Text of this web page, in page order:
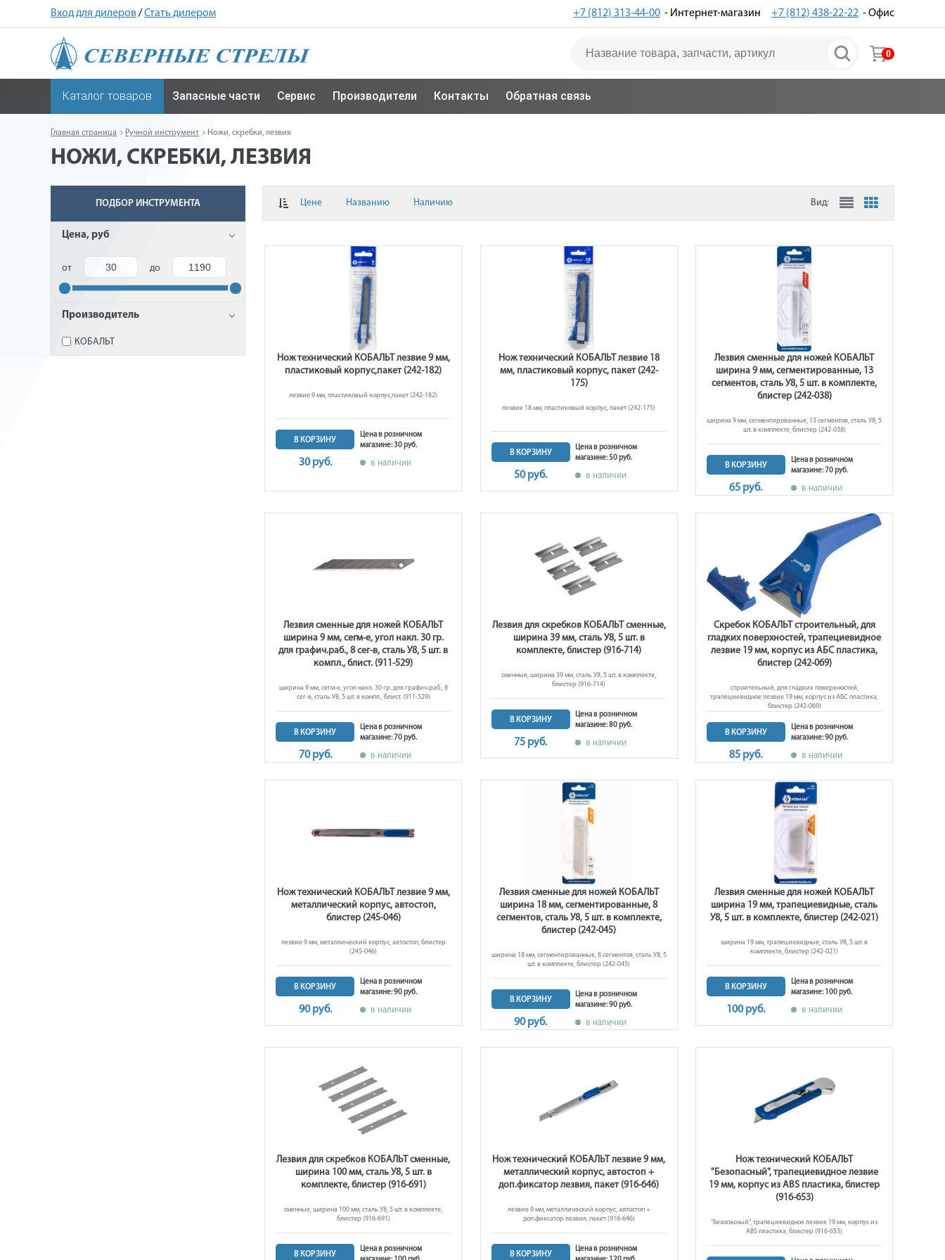
Вход для дилеров/Стать дилером +7 (812) 313-44-00 - Интернет-магазин +7 (812) 438-22-22 - Офис
0
Каталог товаров Запасные части Сервис Производители Контакты Обратная связь
Главная страница Ручной инструмент Ножи, скребки, лезвия
НОЖИ, СКРЕБКИ, ЛЕЗВИЯ
ПОДБОР ИНСТРУМЕНТА
Цена, руб
от до
Производитель
КОБАЛЬТ
Цене Названию Наличию Вид:
Нож технический КОБАЛЬТ лезвие 9 мм,
пластиковый корпус,пакет (242-182)
лезвие 9 мм, пластиковый корпус,пакет (242-182)
В КОРЗИНУ
30 руб.
Цена в розничном
магазине: 30 руб.
в наличии
Нож технический КОБАЛЬТ лезвие 18
мм, пластиковый корпус, пакет (242-
175)
лезвие 18 мм, пластиковый корпус, пакет (242-175)
В КОРЗИНУ
50 руб.
Цена в розничном
магазине: 50 руб.
в наличии
Лезвия сменные для ножей КОБАЛЬТ
ширина 9 мм, сегментированные, 13
сегментов, сталь У8, 5 шт. в комплекте,
блистер (242-038)
ширина 9 мм, сегментированные, 13 сегментов, сталь У8, 5
шт. в комплекте, блистер (242-038)
В КОРЗИНУ
65 руб.
Цена в розничном
магазине: 70 руб.
в наличии
Лезвия сменные для ножей КОБАЛЬТ
ширина 9 мм, сегм-е, угол накл. 30 гр.
для графич.раб., 8 сег-в, сталь У8, 5 шт. в
компл., блист. (911-529)
ширина 9 мм, сегм-е, угол накл. 30 гр. для графич.раб., 8
сег-в, сталь У8, 5 шт. в компл., блист. (911-529)
В КОРЗИНУ
70 руб.
Цена в розничном
магазине: 70 руб.
в наличии
Лезвия для скребков КОБАЛЬТ сменные,
ширина 39 мм, сталь У8, 5 шт. в
комплекте, блистер (916-714)
сменные, ширина 39 мм, сталь У8, 5 шт. в комплекте,
блистер (916-714)
В КОРЗИНУ
75 руб.
Цена в розничном
магазине: 80 руб.
в наличии
Скребок КОБАЛЬТ строительный, для
гладких поверхностей, трапециевидное
лезвие 19 мм, корпус из АБС пластика,
блистер (242-069)
строительный, для гладких поверхностей,
трапециевидное лезвие 19 мм, корпус из АБС пластика,
блистер (242-069)
В КОРЗИНУ
85 руб.
Цена в розничном
магазине: 90 руб.
в наличии
Нож технический КОБАЛЬТ лезвие 9 мм,
металлический корпус, автостоп,
блистер (245-046)
лезвие 9 мм, металлический корпус, автостоп, блистер
(245-046)
В КОРЗИНУ
90 руб.
Цена в розничном
магазине: 90 руб.
в наличии
Лезвия сменные для ножей КОБАЛЬТ
ширина 18 мм, сегментированные, 8
сегментов, сталь У8, 5 шт. в комплекте,
блистер (242-045)
ширина 18 мм, сегментированные, 8 сегментов, сталь У8, 5
шт. в комплекте, блистер (242-045)
В КОРЗИНУ
90 руб.
Цена в розничном
магазине: 90 руб.
в наличии
Лезвия сменные для ножей КОБАЛЬТ
ширина 19 мм, трапециевидные, сталь
У8, 5 шт. в комплекте, блистер (242-021)
ширина 19 мм, трапециевидные, сталь У8, 5 шт. в
комплекте, блистер (242-021)
В КОРЗИНУ
100 руб.
Цена в розничном
магазине: 100 руб.
в наличии
Лезвия для скребков КОБАЛЬТ сменные,
ширина 100 мм, сталь У8, 5 шт. в
комплекте, блистер (916-691)
сменные, ширина 100 мм, сталь У8, 5 шт. в комплекте,
блистер (916-691)
В КОРЗИНУ
Цена в розничном
Нож технический КОБАЛЬТ лезвие 9 мм,
металлический корпус, автостоп +
доп.фиксатор лезвия, пакет (916-646)
лезвие 9 мм, металлический корпус, автостоп +
доп.фиксатор лезвия, пакет (916-646)
В КОРЗИНУ
Цена в розничном
Нож технический КОБАЛЬТ
"Безопасный", трапециевидное лезвие
19 мм, корпус из ABS пластика, блистер
(916-653)
"Безопасный", трапециевидное лезвие 19 мм, корпус из
ABS пластика, блистер (916-653)